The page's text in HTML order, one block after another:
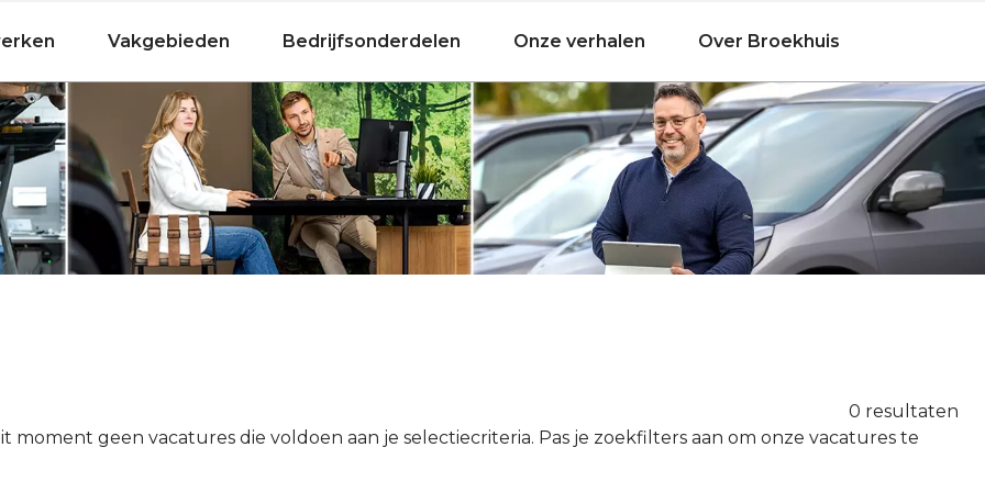
Vakgebieden
Bedrijfsonderdelen
Onze verhalen
Over Broekhuis
0 resultaten
moment geen vacatures die voldoen aan je selectiecriteria. Pas je zoekfilters aan om onze vacatures te